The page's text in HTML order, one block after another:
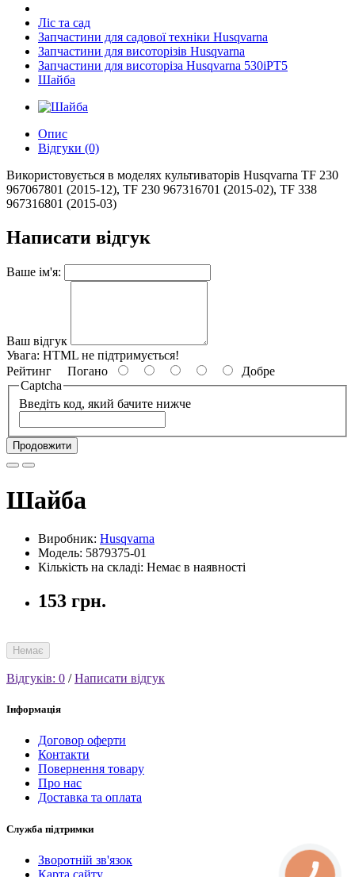
Ліс та сад
Запчастини для садової техніки Husqvarna
Запчастини для висоторізів Husqvarna
Запчастини для висоторіза Husqvarna 530iPT5
Шайба
Опис
Відгуки (0)
Використовується в моделях культиваторів Husqvarna TF 230
967067801 (2015-12), TF 230 967316701 (2015-02), TF 338
967316801 (2015-03)
Написати відгук
Ваше ім'я:
Ваш відгук
Увага: HTML не підтримується!
Рейтинг Погано
Добре
Captcha
Введіть код, який бачите нижче
Продовжити
Шайба
Виробник: Husqvarna
Модель: 5879375-01
Кількість на складі: Немає в наявності
153 грн.
Немає
Відгуків: 0 /Написати відгук
Інформація
Договор оферти
Контакти
Повернення товару
Про нас
Доставка та оплата
Служба підтримки
Зворотній зв'язок
Карта сайту
КНОПКА